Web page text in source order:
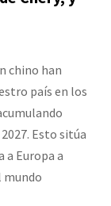
chino han
país en los
Esto sitúa
a Europa a
mundo